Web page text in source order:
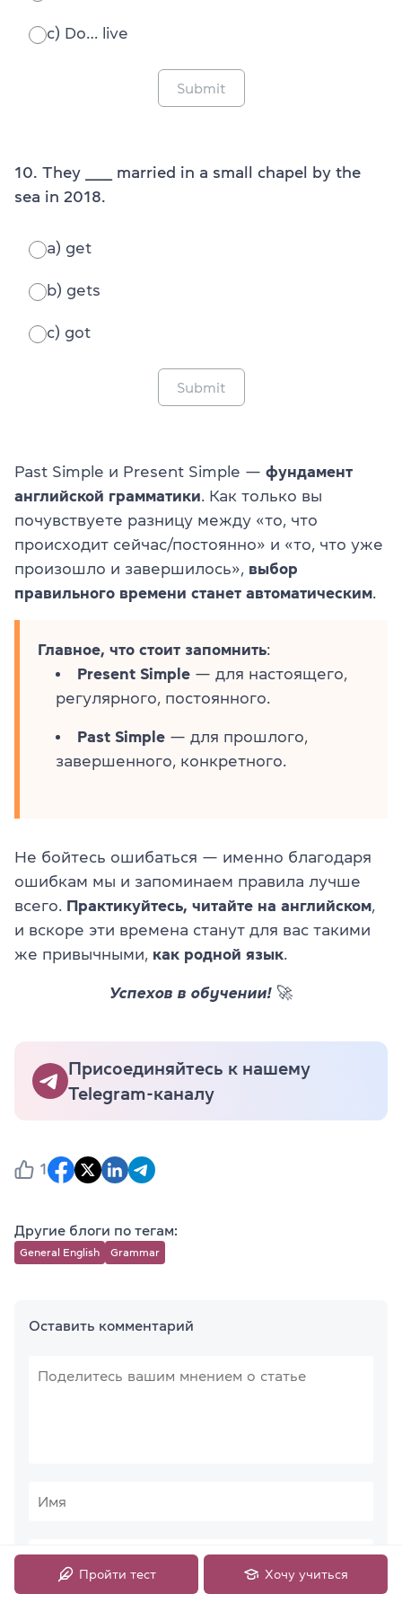
c) Do… live
Submit
10. They ______ married in a small chapel by the
sea in 2018.
a) get
b) gets
c) got
Submit
Past Simple и Present Simple — фундамент
английской грамматики . Как только вы
почувствуете разницу между «то, что
происходит сейчас/постоянно» и «то, что уже
произошло и завершилось», выбор
правильного времени станет автоматическим
Главное, что стоит запомнить:
Present Simple — для настоящего,
регулярного, постоянного.
Past Simple — для прошлого,
завершенного, конкретного.
Не бойтесь ошибаться — именно благодаря
ошибкам мы и запоминаем правила лучше
всего. Практикуйтесь, читайте на английском
и вскоре эти времена станут для вас такими
же привычными,
как родной язык
Успехов в обучении! 🚀
Присоединяйтесь к нашему
Telegram-каналу
1
Другие блоги по тегам:
General English Grammar
Оставить комментарий
Пройти тест Хочу учиться